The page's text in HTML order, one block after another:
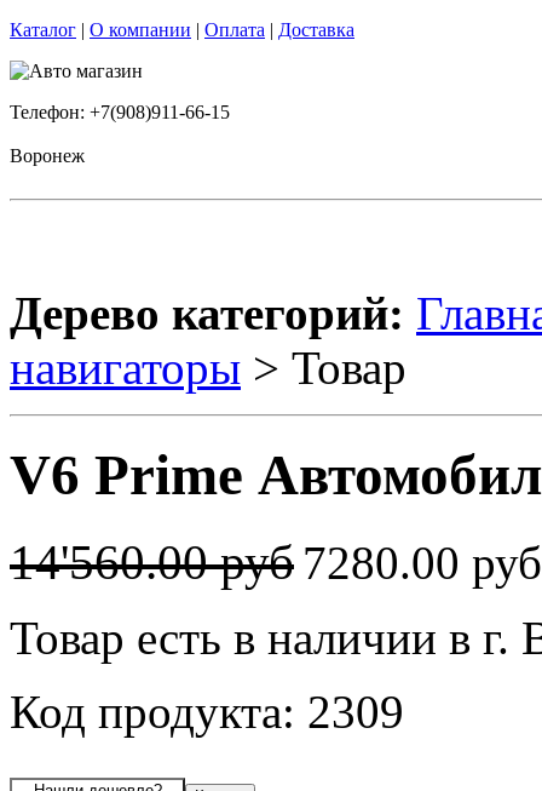
Каталог | О компании | Оплата | Доставка
Телефон: +7(908)911-66-15
Воронеж
Дерево категорий:
навигаторы > Товар
V6 Prime
14'560.00 руб 7280.00
Товар есть в наличии в г.
Код продукта: 2309